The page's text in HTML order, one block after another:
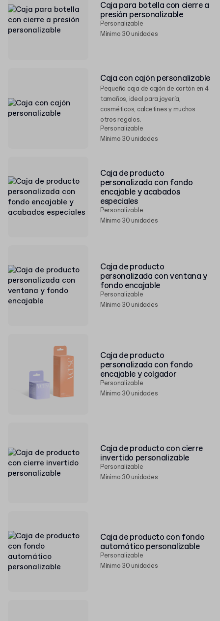
Caja para botella con cierre a
presión personalizable
Personalizable
Mínimo 30 unidades
Caja con cajón personalizable
Pequeña caja de cajón de cartón en 4
tamaños, ideal para joyería,
cosméticos, calcetines y muchos
otros regalos.
Personalizable
Mínimo 30 unidades
Caja de producto
personalizada con fondo
encajable y acabados
especiales
Personalizable
Mínimo 30 unidades
Caja de producto
personalizada con ventana y
fondo encajable
Personalizable
Mínimo 30 unidades
Caja de producto
personalizada con fondo
encajable y colgador
Personalizable
Mínimo 30 unidades
Caja de producto con cierre
invertido personalizable
Personalizable
Mínimo 30 unidades
Caja de producto con fondo
automático personalizable
Personalizable
Mínimo 30 unidades